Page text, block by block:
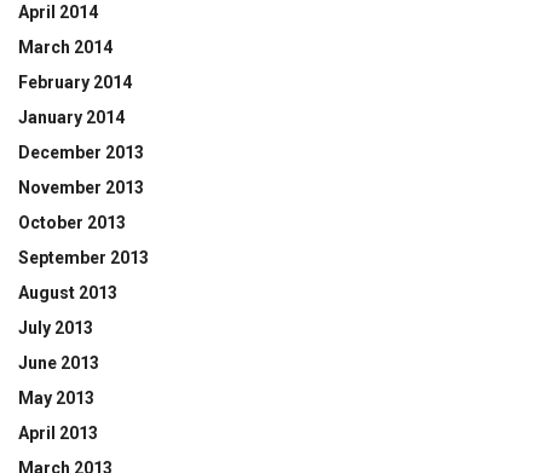
April 2014
March 2014
February 2014
January 2014
December 2013
November 2013
October 2013
September 2013
August 2013
July 2013
June 2013
May 2013
April 2013
March 2013